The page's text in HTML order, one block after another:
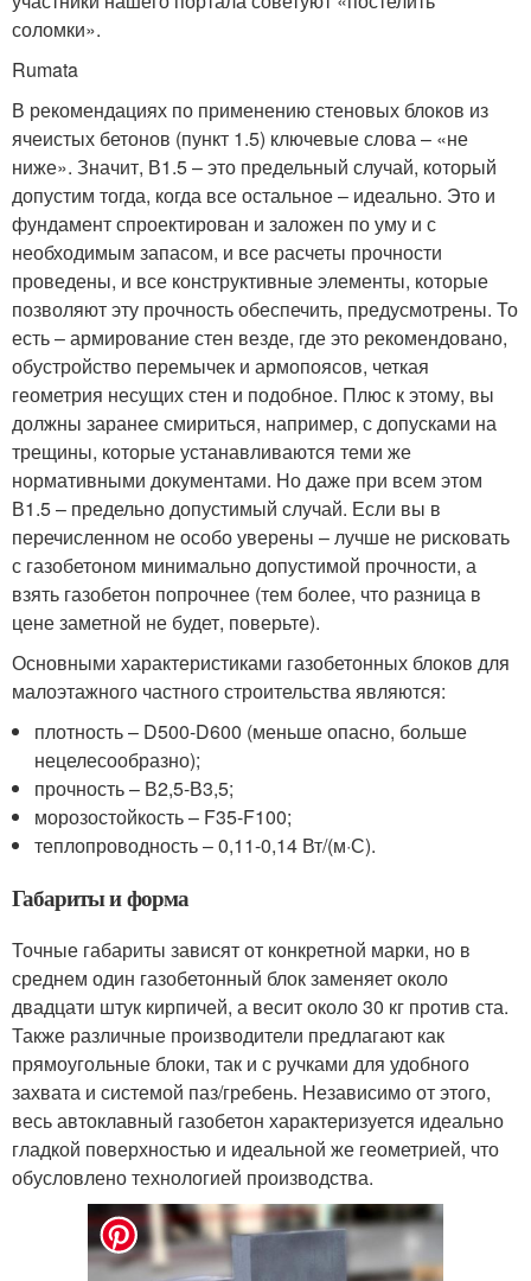
соломки».
Rumata
В рекомендациях по применению стеновых блоков из
ячеистых бетонов (пункт 1.5) ключевые слова – «не
ниже». Значит, В1.5 – это предельный случай, который
допустим тогда, когда все остальное – идеально. Это и
фундамент спроектирован и заложен по уму и с
необходимым запасом, и все расчеты прочности
проведены, и все конструктивные элементы, которые
позволяют эту прочность обеспечить, предусмотрены. То
есть – армирование стен везде, где это рекомендовано,
обустройство перемычек и армопоясов, четкая
геометрия несущих стен и подобное. Плюс к этому, вы
должны заранее смириться, например, с допусками на
трещины, которые устанавливаются теми же
нормативными документами. Но даже при всем этом
В1.5 – предельно допустимый случай. Если вы в
перечисленном не особо уверены – лучше не рисковать
с газобетоном минимально допустимой прочности, а
взять газобетон попрочнее (тем более, что разница в
цене заметной не будет, поверьте).
Основными характеристиками газобетонных блоков для
малоэтажного частного строительства являются:
плотность – D500-D600 (меньше опасно, больше
нецелесообразно);
прочность – В2,5-В3,5;
морозостойкость – F35-F100;
теплопроводность – 0,11-0,14 Вт/(м·С).
Габариты и форма
Точные габариты зависят от конкретной марки, но в
среднем один газобетонный блок заменяет около
двадцати штук кирпичей, а весит около 30 кг против ста.
Также различные производители предлагают как
прямоугольные блоки, так и с ручками для удобного
захвата и системой паз/гребень. Независимо от этого,
весь автоклавный газобетон характеризуется идеально
гладкой поверхностью и идеальной же геометрией, что
обусловлено технологией производства.